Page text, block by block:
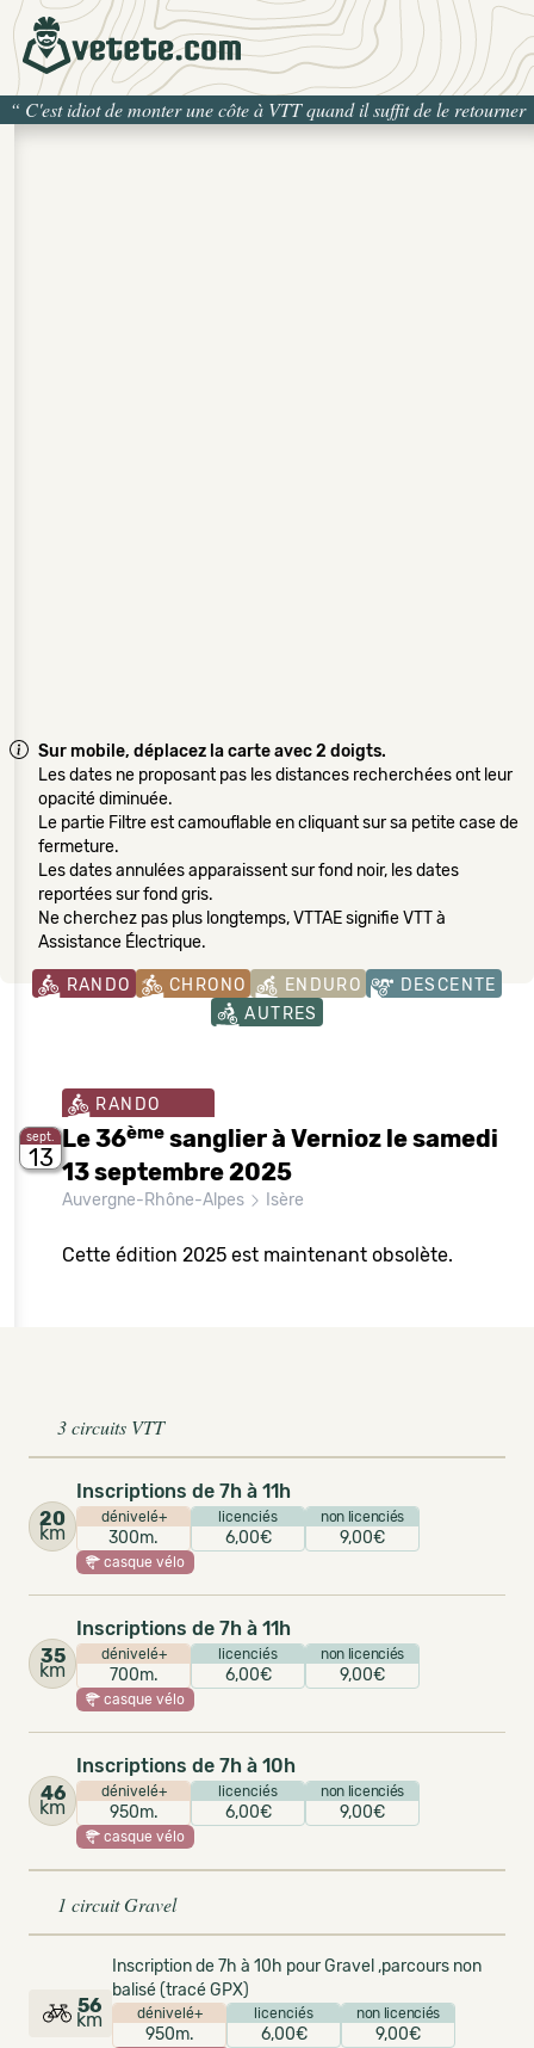
“ C'est idiot de monter une côte à VTT quand il suffit de le retourner
pour la descendre”
Sur mobile, déplacez la carte avec 2 doigts.
Les dates ne proposant pas les distances recherchées ont leur
opacité diminuée.
Le partie Filtre est camouflable en cliquant sur sa petite case de
fermeture.
Les dates annulées apparaissent sur fond noir, les dates
reportées sur fond gris.
Ne cherchez pas plus longtemps, VTTAE signifie VTT à
Assistance Électrique.
RANDO CHRONO ENDURO
DESCENTE
AUTRES
sept.
13
RANDO
Le 36ème sanglier à Vernioz le samedi
13 septembre 2025
Auvergne-Rhône-Alpes Isère
Cette édition 2025 est maintenant obsolète.
3 circuits VTT
20
km
Inscriptions de 7h à 11h
dénivelé+
300m.
licenciés
6,00€
non licenciés
9,00€
casque vélo
35
km
Inscriptions de 7h à 11h
dénivelé+
700m.
licenciés
6,00€
non licenciés
9,00€
casque vélo
46
km
Inscriptions de 7h à 10h
dénivelé+
950m.
licenciés
6,00€
non licenciés
9,00€
casque vélo
1 circuit Gravel
56
km
Inscription de 7h à 10h pour Gravel ,parcours non
balisé (tracé GPX)
dénivelé+
950m.
licenciés
6,00€
non licenciés
9,00€